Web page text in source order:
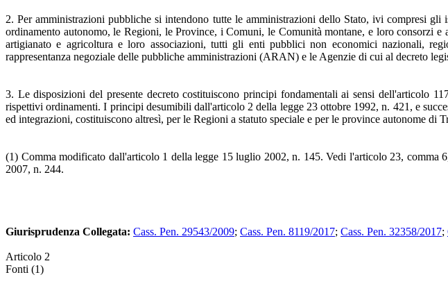
2. Per amministrazioni pubbliche si intendono tutte le amministrazioni dello Stato, ivi compresi
ordinamento autonomo, le Regioni, le Province, i Comuni, le Comunità montane, e loro consorzi
artigianato e agricoltura e loro associazioni, tutti gli enti pubblici non economici nazionali,
rappresentanza negoziale delle pubbliche amministrazioni (ARAN) e le Agenzie di cui al decreto
3. Le disposizioni del presente decreto costituiscono principi fondamentali ai sensi dell'articolo
rispettivi ordinamenti. I principi desumibili dall'articolo 2 della legge 23 ottobre 1992, n. 421, e
ed integrazioni, costituiscono altresì, per le Regioni a statuto speciale e per le province autonome
(1) Comma modificato dall'articolo 1 della legge 15 luglio 2002, n. 145. Vedi l'articolo 23,
2007, n. 244.
Giurisprudenza Collegata: Cass. Pen. 29543/2009; Cass. Pen. 8119/2017; Cass. Pen. 32358/2017;
Articolo 2
Fonti (1)